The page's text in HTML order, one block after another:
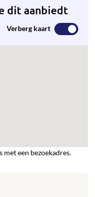
dit aanbiedt
Verberg kaart
een bezoekadres.